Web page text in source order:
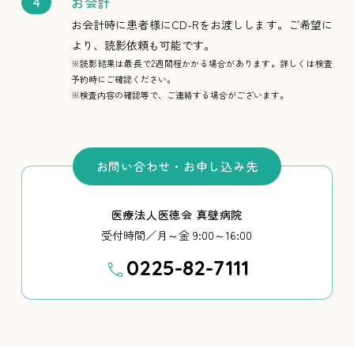
お会計時に患者様にCD-Rをお渡しします。ご希望に
より、読影依頼も可能です。
※読影結果は最長で2週間程かかる場合があります。詳しくは検査
予約時にご確認ください。
※検査内容の確認等で、ご連絡する場合がございます。
お問い合わせ・お申し込み先
医療法人医徳会 真壁病院
受付時間／月～金 9:00～16:00
0225-82-7111